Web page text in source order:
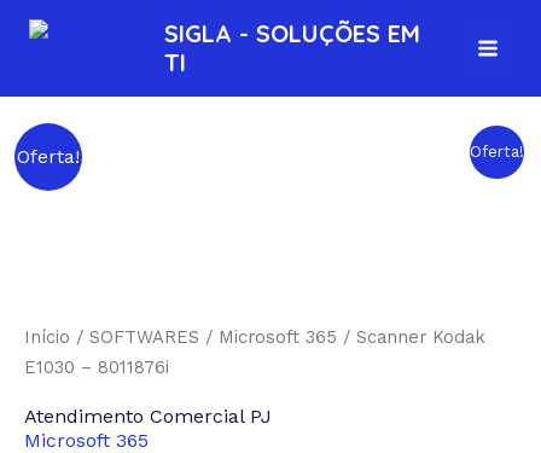
para
conteúdo
SIGLA - SOLUÇÕES EM
TI
Oferta!
Início / SOFTWARES / Microsoft 365 / Scanner Kodak
E1030 – 8011876i
Atendimento Comercial PJ
Microsoft 365
Scanner
Kodak
Oferta!